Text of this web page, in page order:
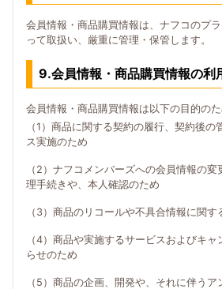
会員情報・商品購買情報は、ナフコのプ
って取扱い、厳重に管理・保管します。
9.会員情報・商品購買情報の利
会員情報・商品購買情報は以下の目的のた
（1）商品に関する契約の履行、契約後
ス実施のため
（2）ナフコメンバーズへの会員情報の
理手続きや、本人確認のため
（3）商品のリコールや不具合情報に関す
（4）商品や実施するサービスおよびキ
らせのため
（5）商品の企画、開発や、それに伴う